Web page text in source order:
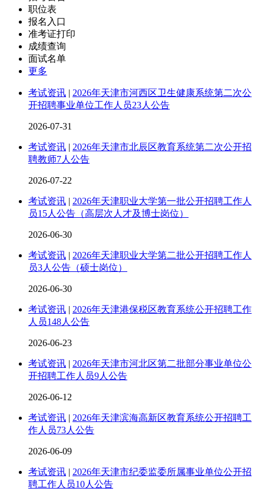
职位表
报名入口
准考证打印
成绩查询
面试名单
更多
考试资讯 | 2026年天津市河西区卫生健康系统第二次公
开招聘事业单位工作人员23人公告
2026-07-31
考试资讯 | 2026年天津市北辰区教育系统第二次公开招
聘教师7人公告
2026-07-22
考试资讯 | 2026年天津职业大学第一批公开招聘工作人
员15人公告（高层次人才及博士岗位）
2026-06-30
考试资讯 | 2026年天津职业大学第二批公开招聘工作人
员3人公告（硕士岗位）
2026-06-30
考试资讯 | 2026年天津港保税区教育系统公开招聘工作
人员148人公告
2026-06-23
考试资讯 | 2026年天津市河北区第二批部分事业单位公
开招聘工作人员9人公告
2026-06-12
考试资讯 | 2026年天津滨海高新区教育系统公开招聘工
作人员73人公告
2026-06-09
考试资讯 | 2026年天津市纪委监委所属事业单位公开招
聘工作人员10人公告